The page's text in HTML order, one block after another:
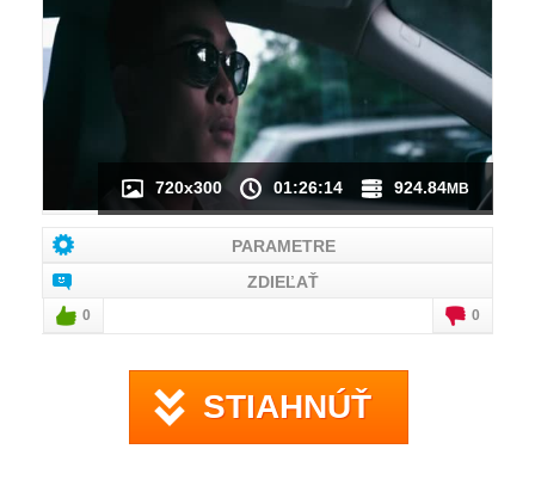
NÁHĽAD VIDEA
NIE JE K DISPOZÍCII
720x300 01:26:14 924.84MB
PARAMETRE
ZDIEĽAŤ
0 0
STIAHNÚŤ